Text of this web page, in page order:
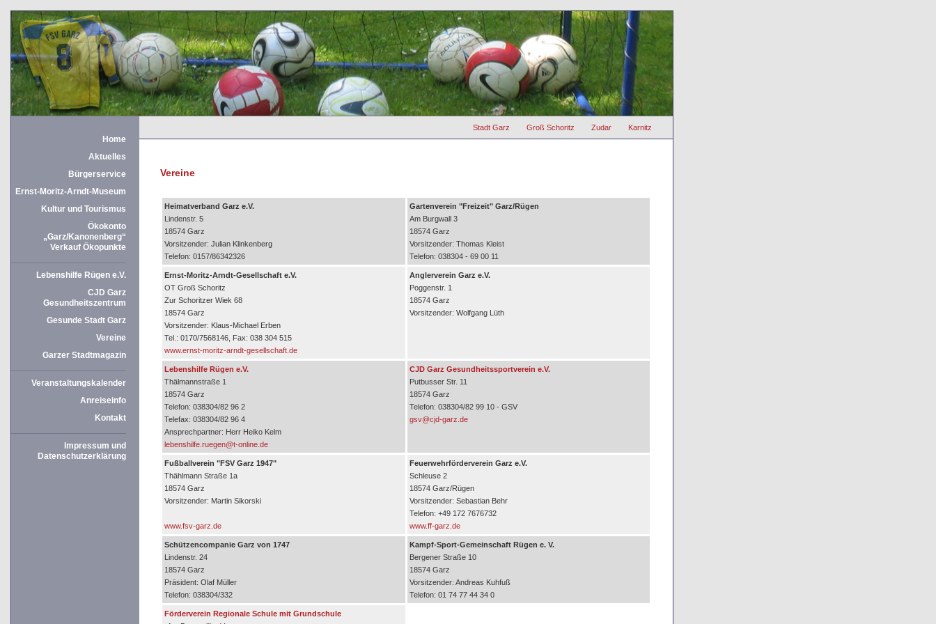
Stadt Garz Groß Schoritz Zudar Karnitz
Home
Aktuelles
Bürgerservice
Ernst-Moritz-Arndt-Museum
Kultur und Tourismus
Ökokonto
„Garz/Kanonenberg“
Verkauf Ökopunkte
Lebenshilfe Rügen e.V.
CJD Garz
Gesundheitszentrum
Gesunde Stadt Garz
Vereine
Garzer Stadtmagazin
Veranstaltungskalender
Anreiseinfo
Kontakt
Impressum und
Datenschutzerklärung
Vereine
Heimatverband Garz e.V.
Lindenstr. 5
18574 Garz
Vorsitzender: Julian Klinkenberg
Telefon: 0157/86342326
Gartenverein "Freizeit" Garz/Rügen
Am Burgwall 3
18574 Garz
Vorsitzender: Thomas Kleist
Telefon: 038304 - 69 00 11
Ernst-Moritz-Arndt-Gesellschaft e.V.
OT Groß Schoritz
Zur Schoritzer Wiek 68
18574 Garz
Vorsitzender: Klaus-Michael Erben
Tel.: 0170/7568146, Fax: 038 304 515
www.ernst-moritz-arndt-gesellschaft.de
Anglerverein Garz e.V.
Poggenstr. 1
18574 Garz
Vorsitzender: Wolfgang Lüth
Lebenshilfe Rügen e.V.
Thälmannstraße 1
18574 Garz
Telefon: 038304/82 96 2
Telefax: 038304/82 96 4
Ansprechpartner: Herr Heiko Kelm
lebenshilfe.ruegen@t-online.de
CJD Garz Gesundheitssportverein e.V.
Putbusser Str. 11
18574 Garz
Telefon: 038304/82 99 10 - GSV
gsv@cjd-garz.de
Fußballverein "FSV Garz 1947"
Thählmann Straße 1a
18574 Garz
Vorsitzender: Martin Sikorski
www.fsv-garz.de
Feuerwehrförderverein Garz e.V.
Schleuse 2
18574 Garz/Rügen
Vorsitzender: Sebastian Behr
Telefon: +49 172 7676732
www.ff-garz.de
Schützencompanie Garz von 1747
Lindenstr. 24
18574 Garz
Präsident: Olaf Müller
Telefon: 038304/332
Kampf-Sport-Gemeinschaft Rügen e. V.
Bergener Straße 10
18574 Garz
Vorsitzender: Andreas Kuhfuß
Telefon: 01 74 77 44 34 0
Förderverein Regionale Schule mit Grundschule